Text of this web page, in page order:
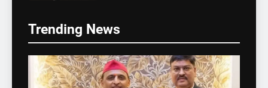
પાસપોર્ટ વેરિફિકેશન માટે હવે
મુક્તિ,ગુજરાતમાં વેરિફિકેશન
પ્રક્રિયા બની સરળ
GUJARAT TOP NEWS
Trending Newsકોડીનારના છારા દરિયાકાંઠે પાંચ
કિશોરો ડૂબ્યા, 3નો બચાવ, 2
લાપતા
GUJARAT TOP NEWS